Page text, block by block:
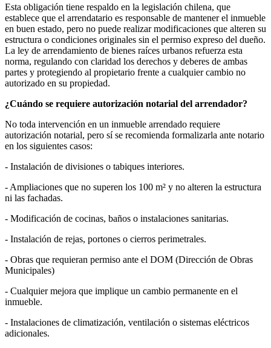
Esta obligación tiene respaldo en la legislación chilena, que
establece que el arrendatario es responsable de mantener el inmueble
en buen estado, pero no puede realizar modificaciones que alteren su
estructura o condiciones originales sin el permiso expreso del dueño.
La ley de arrendamiento de bienes raíces urbanos refuerza esta
norma, regulando con claridad los derechos y deberes de ambas
partes y protegiendo al propietario frente a cualquier cambio no
autorizado en su propiedad.
¿Cuándo se requiere autorización notarial del arrendador?
No toda intervención en un inmueble arrendado requiere
autorización notarial, pero sí se recomienda formalizarla ante notario
en los siguientes casos:
- Instalación de divisiones o tabiques interiores.
- Ampliaciones que no superen los 100 m² y no alteren la estructura
ni las fachadas.
- Modificación de cocinas, baños o instalaciones sanitarias.
- Instalación de rejas, portones o cierros perimetrales.
- Obras que requieran permiso ante el DOM (Dirección de Obras
Municipales)
- Cualquier mejora que implique un cambio permanente en el
inmueble.
- Instalaciones de climatización, ventilación o sistemas eléctricos
adicionales.